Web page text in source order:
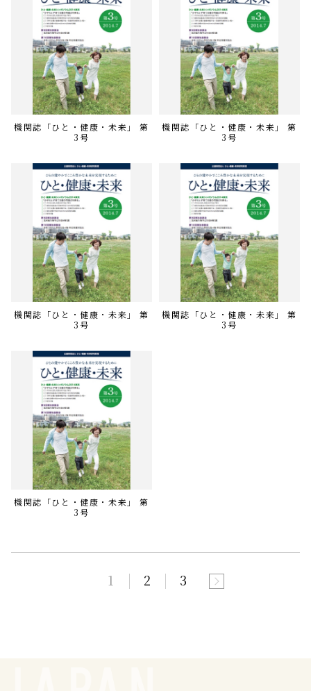
機関誌「ひと・健康・未来」 第
3号
機関誌「ひと・健康・未来」 第
3号
機関誌「ひと・健康・未来」 第
3号
機関誌「ひと・健康・未来」 第
3号
機関誌「ひと・健康・未来」 第
3号
1 2 3